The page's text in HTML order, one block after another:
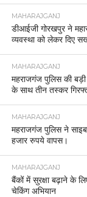
MAHARAJGANJ
डीआईजी गोरखपुर ने
व्यवस्था को लेकर दिए
MAHARAJGANJ
महराजगंज पुलिस की बड़ी
के साथ तीन तस्कर
MAHARAJGANJ
महराजगंज पुलिस ने
हजार रुपये वापस।
MAHARAJGANJ
बैंकों में सुरक्षा बढ़ाने के
चेकिंग अभियान